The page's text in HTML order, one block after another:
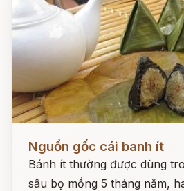
Đọc ngay
Nguồn gốc cái banh ít
Bánh ít thường được dùng
sâu bọ mồng 5 tháng năm,